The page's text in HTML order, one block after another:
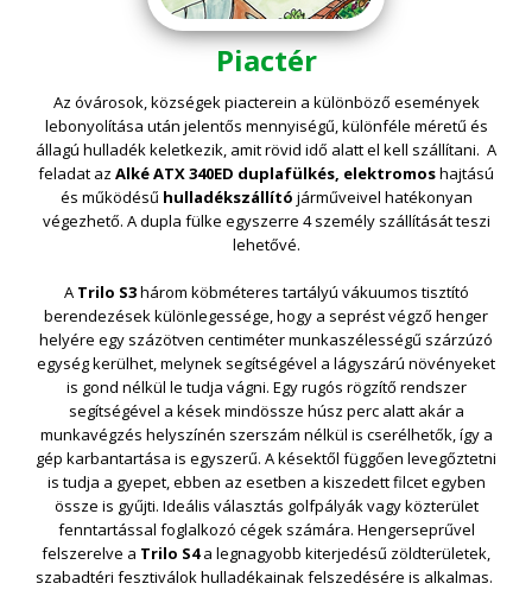
Piactér
Az óvárosok, községek piacterein a különböző események
lebonyolítása után jelentős mennyiségű, különféle méretű és
állagú hulladék keletkezik, amit rövid idő alatt el kell szállítani. A
feladat az Alké ATX 340ED duplafülkés, elektromoshajtású
és működésű hulladékszállító járműveivel hatékonyan
végezhető. A dupla fülke egyszerre 4 személy szállítását teszi
lehetővé.
A Trilo S3három köbméteres tartályú vákuumos tisztító
berendezések különlegessége, hogy a seprést végző henger
helyére egy százötven centiméter munkaszélességű szárzúzó
egység kerülhet, melynek segítségével a lágyszárú növényeket
is gond nélkül le tudja vágni. Egy rugós rögzítő rendszer
segítségével a kések mindössze húsz perc alatt akár a
munkavégzés helyszínén szerszám nélkül is cserélhetők, így a
gép karbantartása is egyszerű. A késektől függően levegőztetni
is tudja a gyepet, ebben az esetben a kiszedett filcet egyben
össze is gyűjti. Ideális választás golfpályák vagy közterület
fenntartással foglalkozó cégek számára. Hengerseprűvel
felszerelve a Trilo S4a legnagyobb kiterjedésű zöldterületek,
szabadtéri fesztiválok hulladékainak felszedésére is alkalmas.